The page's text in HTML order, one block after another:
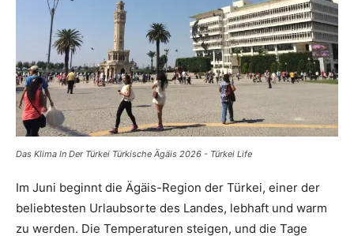
Das Klima In Der Türkei Türkische Ägäis 2026 - Türkei Life
Im Juni beginnt die Ägäis-Region der Türkei, einer der
beliebtesten Urlaubsorte des Landes, lebhaft und warm
zu werden. Die Temperaturen steigen, und die Tage